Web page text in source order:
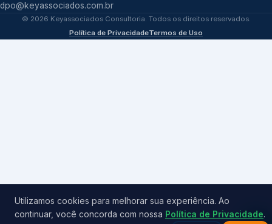
dpo@keyassociados.com.br
© 2026 Keyassociados Consultoria. Todos os direitos reservados.
Política de PrivacidadeTermos de Uso
Utilizamos cookies para melhorar sua experiência. Ao
continuar, você concorda com nossa Política de Privacidade.